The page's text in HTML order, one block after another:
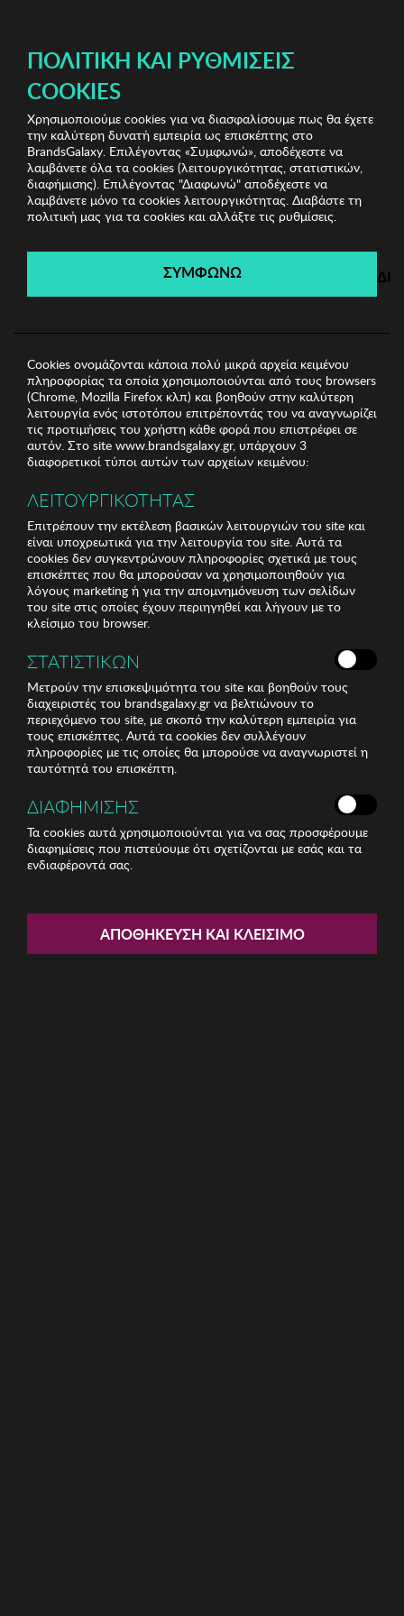
Luxury Sunglasses Γυναικεία Γυαλιά Ηλίου
Γυναικεία
Γυαλιά Ηλίου Guess
Luxury Sunglasses
Λήγει σε: 00ημέρες | 00ώρες 00λεπτά 00δευτ.
Γυναικεία Γυαλιά Ηλίου Guess
ΠΟΛΙΤΙΚΉ ΚΑΙ ΡΥΘΜΊΣΕΙΣ
COOKIES
Χρησιμοποιούμε cookies για να διασφαλίσουμε πως θα έχετε
την καλύτερη δυνατή εμπειρία ως επισκέπτης στο
BrandsGalaxy. Επιλέγοντας «Συμφωνώ», αποδέχεστε να
λαμβάνετε όλα τα cookies (λειτουργικότητας, στατιστικών,
διαφήμισης). Επιλέγοντας "Διαφωνώ" αποδέχεστε να
λαμβάνετε μόνο τα cookies λειτουργικότητας. Διαβάστε τη
πολιτική μας για τα cookies και αλλάξτε τις ρυθμίσεις.
ΣΥΜΦΩΝΩ
Cookies ονομάζονται κάποια πολύ μικρά αρχεία κειμένου
πληροφορίας τα οποία χρησιμοποιούνται από τους browsers
(Chrome, Mozilla Firefox κλπ) και βοηθούν στην καλύτερη
λειτουργία ενός ιστοτόπου επιτρέποντάς του να αναγνωρίζει
τις προτιμήσεις του χρήστη κάθε φορά που επιστρέφει σε
αυτόν. Στο site www.brandsgalaxy.gr, υπάρχουν 3
διαφορετικοί τύποι αυτών των αρχείων κειμένου:
ΛΕΙΤΟΥΡΓΙΚΟΤΗΤΑΣ
Επιτρέπουν την εκτέλεση βασικών λειτουργιών του site και
είναι υποχρεωτικά για την λειτουργία του site. Αυτά τα
cookies δεν συγκεντρώνουν πληροφορίες σχετικά με τους
επισκέπτες που θα μπορούσαν να χρησιμοποιηθούν για
λόγους marketing ή για την απομνημόνευση των σελίδων
του site στις οποίες έχουν περιηγηθεί και λήγουν με το
κλείσιμο του browser.
ΣΤΑΤΙΣΤΙΚΩΝ
Μετρούν την επισκεψιμότητα του site και βοηθούν τους
διαχειριστές του brandsgalaxy.gr να βελτιώνουν το
περιεχόμενο του site, με σκοπό την καλύτερη εμπειρία για
τους επισκέπτες. Αυτά τα cookies δεν συλλέγουν
πληροφορίες με τις οποίες θα μπορούσε να αναγνωριστεί η
ταυτότητά του επισκέπτη.
ΔΙΑΦΗΜΙΣΗΣ
Τα cookies αυτά χρησιμοποιούνται για να σας προσφέρουμε
διαφημίσεις που πιστεύουμε ότι σχετίζονται με εσάς και τα
ενδιαφέροντά σας.
ΑΠΟΘΉΚΕΥΣΗ ΚΑΙ ΚΛΕΊΣΙΜΟ